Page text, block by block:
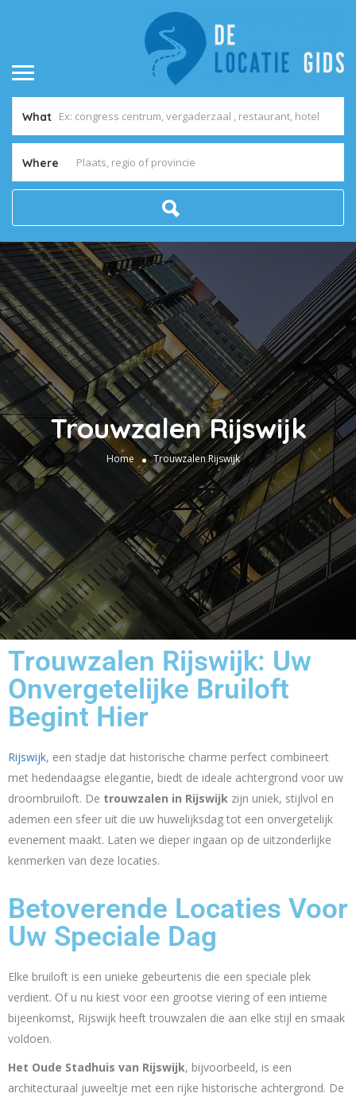
What
Where
Trouwzalen Rijswijk
Home Trouwzalen Rijswijk
Trouwzalen Rijswijk: Uw
Onvergetelijke Bruiloft
Begint Hier
Rijswijk, een stadje dat historische charme perfect combineert
met hedendaagse elegantie, biedt de ideale achtergrond voor uw
droombruiloft. De trouwzalen in Rijswijk zijn uniek, stijlvol en
ademen een sfeer uit die uw huwelijksdag tot een onvergetelijk
evenement maakt. Laten we dieper ingaan op de uitzonderlijke
kenmerken van deze locaties.
Betoverende Locaties Voor
Uw Speciale Dag
Elke bruiloft is een unieke gebeurtenis die een speciale plek
verdient. Of u nu kiest voor een grootse viering of een intieme
bijeenkomst, Rijswijk heeft trouwzalen die aan elke stijl en smaak
voldoen.
Het Oude Stadhuis van Rijswijk, bijvoorbeeld, is een
architecturaal juweeltje met een rijke historische achtergrond. De